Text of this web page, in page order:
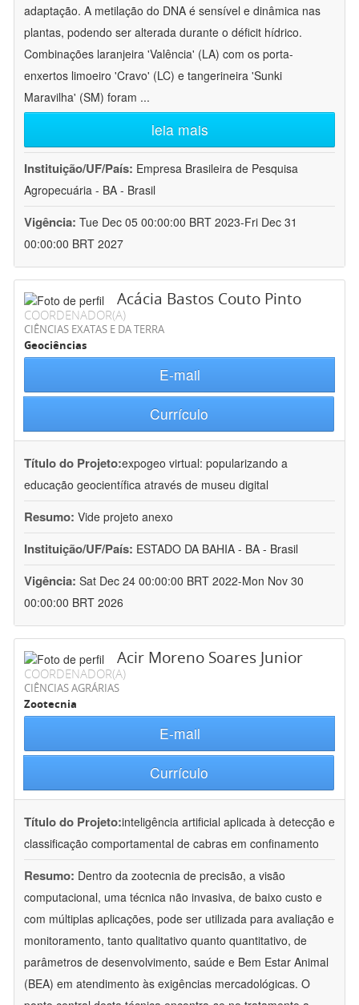
adaptação. A metilação do DNA é sensível e dinâmica nas
plantas, podendo ser alterada durante o déficit hídrico.
Combinações laranjeira 'Valência' (LA) com os porta-
enxertos limoeiro 'Cravo' (LC) e tangerineira 'Sunki
Maravilha' (SM) foram ...
leia mais
Instituição/UF/País: Empresa Brasileira de Pesquisa
Agropecuária - BA - Brasil
Vigência: Tue Dec 05 00:00:00 BRT 2023-Fri Dec 31
00:00:00 BRT 2027
Acácia Bastos Couto Pinto
COORDENADOR(A)
CIÊNCIAS EXATAS E DA TERRA
Geociências
E-mail
Currículo
Título do Projeto:expogeo virtual: popularizando a
educação geocientífica através de museu digital
Resumo: Vide projeto anexo
Instituição/UF/País: ESTADO DA BAHIA - BA - Brasil
Vigência: Sat Dec 24 00:00:00 BRT 2022-Mon Nov 30
00:00:00 BRT 2026
Acir Moreno Soares Junior
COORDENADOR(A)
CIÊNCIAS AGRÁRIAS
Zootecnia
E-mail
Currículo
Título do Projeto:inteligência artificial aplicada à detecção e
classificação comportamental de cabras em confinamento
Resumo: Dentro da zootecnia de precisão, a visão
computacional, uma técnica não invasiva, de baixo custo e
com múltiplas aplicações, pode ser utilizada para avaliação e
monitoramento, tanto qualitativo quanto quantitativo, de
parâmetros de desenvolvimento, saúde e Bem Estar Animal
(BEA) em atendimento às exigências mercadológicas. O